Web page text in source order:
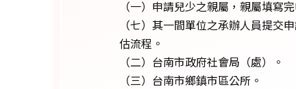
（一）申請兒少之親屬，親屬填寫
（七）其一間單位之承辦人員提交
估流程。
（二）台南市政府社會局（處）。
（三）台南市鄉鎮市區公所。